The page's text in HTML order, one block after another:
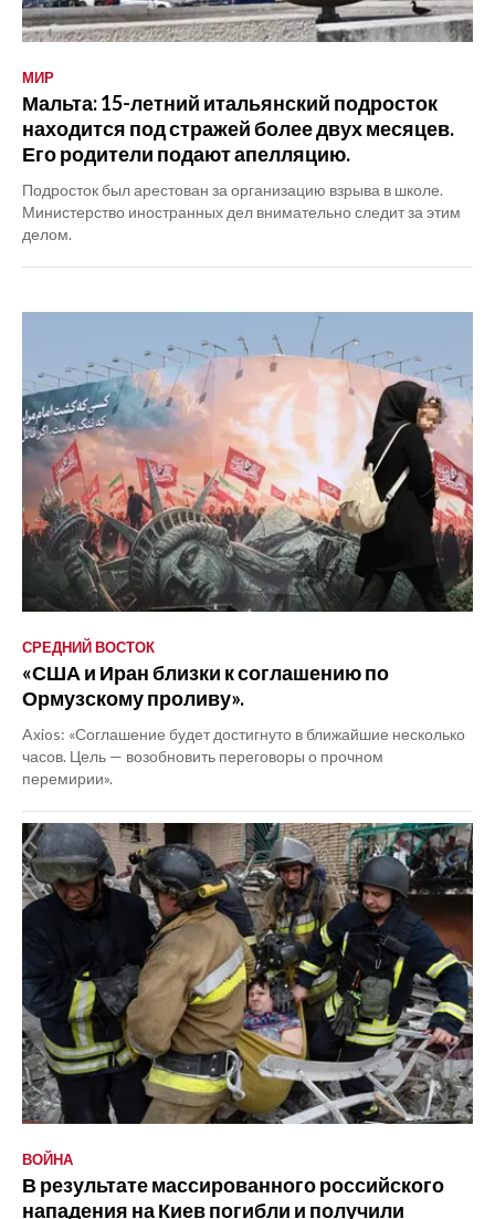
МИР
Мальта: 15-летний итальянский подросток
находится под стражей более двух месяцев.
Его родители подают апелляцию.
Подросток был арестован за организацию взрыва в школе.
Министерство иностранных дел внимательно следит за этим
делом.
СРЕДНИЙ ВОСТОК
«США и Иран близки к соглашению по
Ормузскому проливу».
Axios: «Соглашение будет достигнуто в ближайшие несколько
часов. Цель — возобновить переговоры о прочном
перемирии».
ВОЙНА
В результате массированного российского
нападения на Киев погибли и получили